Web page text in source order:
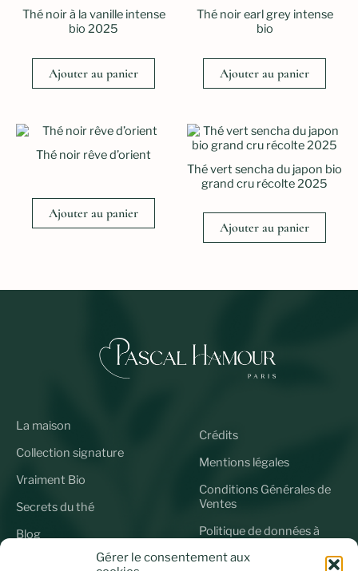
Gérer le consentement aux
Thé noir à la vanille intense
bio 2025
Ajouter au panier
Thé noir earl grey intense
bio
Ajouter au panier
Thé noir rêve d’orient
Ajouter au panier
Thé vert sencha du japon bio
grand cru récolte 2025
Ajouter au panier
La maison
Collection signature
Vraiment Bio
Secrets du thé
Blog
Crédits
Mentions légales
Conditions Générales de
Ventes
Politique de données à